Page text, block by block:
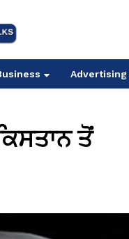
Advertising
ਤੋਂ